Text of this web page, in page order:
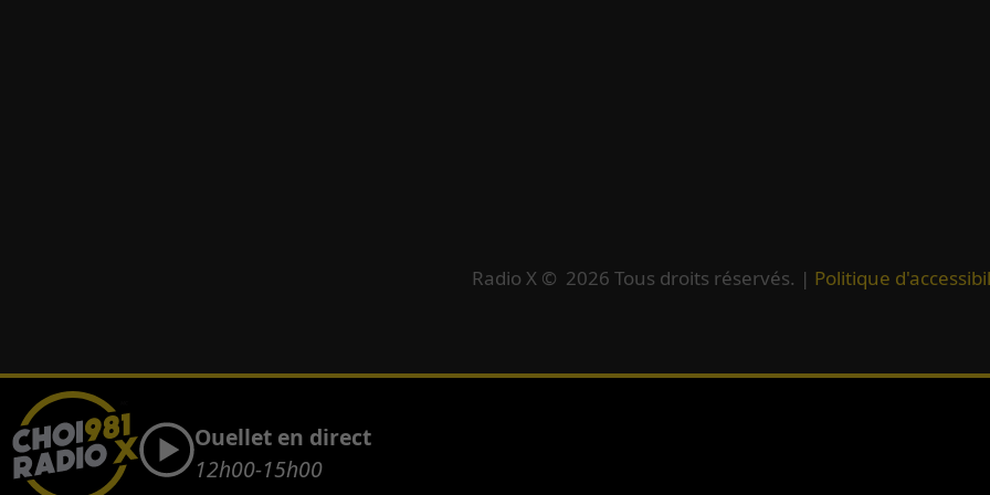
Radio X © 2026 Tous droits réservés. | Politique
Ouellet en direct
12h00-15h00